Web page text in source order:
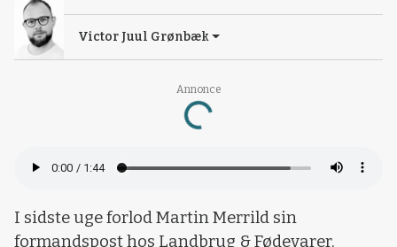
Annonce
Loading...
Victor Juul Grønbæk
I sidste uge forlod Martin Merrild sin
formandspost hos Landbrug & Fødevarer,